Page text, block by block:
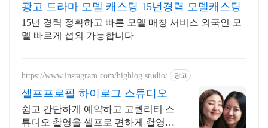
광고 드라마 모델 캐스팅 15년경력 모델캐스팅
15년 경력 정확하고 빠른 모델 매칭 서비스 외국인 모
델 빠르게 섭외 가능합니다
https://www.instagram.com/highlog.studio/ 광고
셀프프로필 하이로그 스튜디오
쉽고 간단하게 예약하고 고퀄리티 스
튜디오 촬영을 셀프로 편하게 촬영하